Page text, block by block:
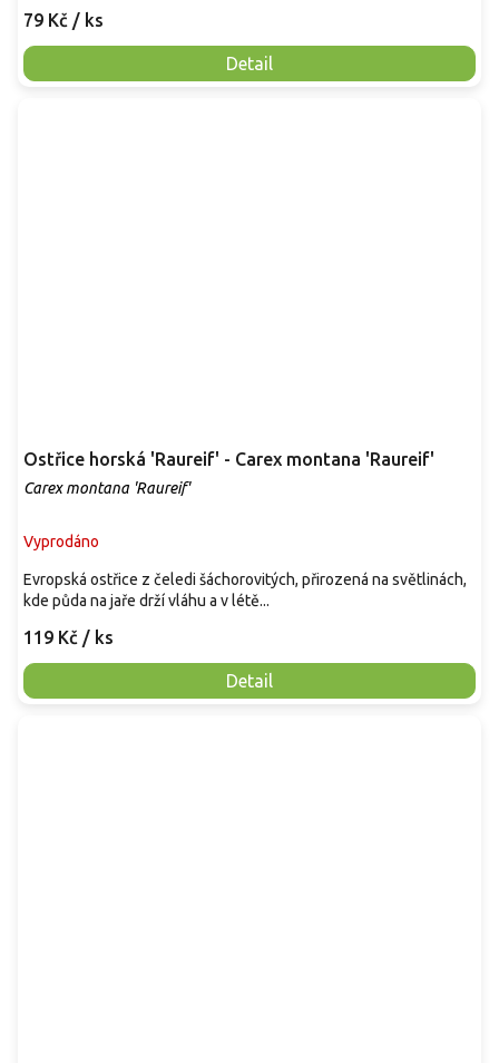
79 Kč / ks
Detail
Ostřice horská 'Raureif' - Carex montana 'Raureif'
Carex montana 'Raureif'
Vyprodáno
119 Kč / ks
Detail
Evropská ostřice z čeledi šáchorovitých, přirozená na světlinách,
kde půda na jaře drží vláhu a v létě...